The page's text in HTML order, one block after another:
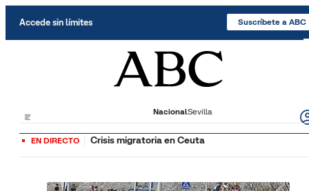
Accede sin límites Suscríbete a ABC
NacionalSevilla
EN DIRECTO Crisis migratoria en Ceuta